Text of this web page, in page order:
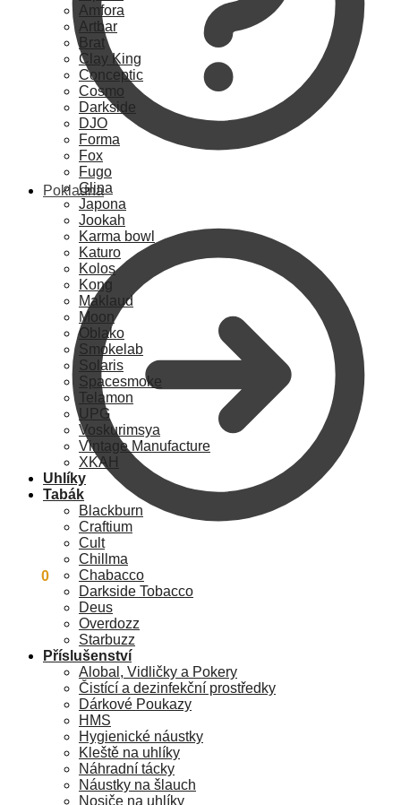
Pokladna
0
Amfora
Artbar
Brat
Clay King
Conceptic
Cosmo
Darkside
DJO
Forma
Fox
Fugo
Glina
Japona
Jookah
Karma bowl
Katuro
Kolos
Kong
Maklaud
Moon
Oblako
Smokelab
Solaris
Spacesmoke
Telamon
UPG
Voskurimsya
Vintage Manufacture
XKAH
Uhlíky
Tabák
Blackburn
Craftium
Cult
Chillma
Chabacco
Darkside Tobacco
Deus
Overdozz
Starbuzz
Příslušenství
Alobal, Vidličky a Pokery
Čistící a dezinfekční prostředky
Dárkové Poukazy
HMS
Hygienické náustky
Kleště na uhlíky
Náhradní tácky
Náustky na šlauch
Nosiče na uhlíky